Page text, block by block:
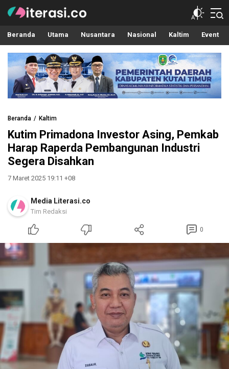
Literasi.co
Pilar Informasi
Beranda Utama Nusantara Nasional Kaltim Event
Beranda Kaltim
Kutim Primadona Investor Asing, Pemkab
Harap Raperda Pembangunan Industri
Segera Disahkan
7 Maret 2025 19:11 +08
Media Literasi.co
Tim Redaksi
0